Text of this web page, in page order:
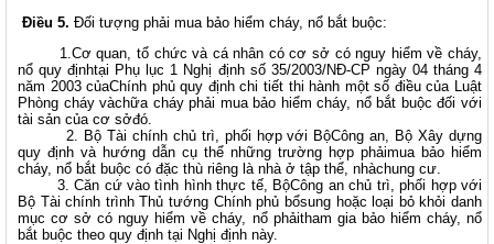
Điều 5. Đối tượng phải mua bảo hiểm cháy, nổ bắt buộc:
1.Cơ quan, tổ chức và cá nhân có cơ sở có nguy hiểm về cháy,
nổ quy địnhtại Phụ lục 1 Nghị định số 35/2003/NĐ-CP ngày 04 tháng 4
năm 2003 củaChính phủ quy định chi tiết thi hành một số điều của Luật
Phòng cháy vàchữa cháy phải mua bảo hiểm cháy, nổ bắt buộc đối với
tài sản của cơ sởđó.
2. Bộ Tài chính chủ trì, phối hợp với BộCông an, Bộ Xây dựng
quy định và hướng dẫn cụ thể những trường hợp phảimua bảo hiểm
cháy, nổ bắt buộc có đặc thù riêng là nhà ở tập thể, nhàchung cư.
3. Căn cứ vào tình hình thực tế, BộCông an chủ trì, phối hợp với
Bộ Tài chính trình Thủ tướng Chính phủ bổsung hoặc loại bỏ khỏi danh
mục cơ sở có nguy hiểm về cháy, nổ phảitham gia bảo hiểm cháy, nổ
bắt buộc theo quy định tại Nghị định này.